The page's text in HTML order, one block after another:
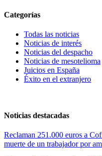
Categorías
Todas las noticias
Noticias de interés
Noticias del despacho
Noticias de mesotelioma
Juicios en España
Éxito en el extranjero
Noticias destacadas
Reclaman 251.000 euros a
muerte de un trabajador por